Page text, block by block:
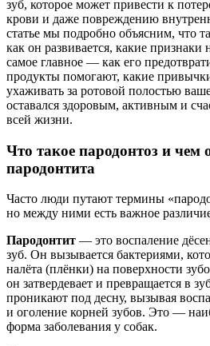
зуб, которое может привести к
крови и даже повреждению
статье мы подробно объясним, что
как он развивается, какие
самое главное — как его
продукты помогают, какие
ухаживать за ротовой полостью
оставался здоровым, активным и
всей жизни.
Что такое пародонтоз и чем
пародонтита
Часто люди путают термины
но между ними есть важное
Пародонтит — это воспаление
зуб. Он вызывается бактериями,
налёта (плёнки) на поверхности
он затвердевает и превращается в
проникают под десну, вызывая
и оголение корней зубов. Это —
форма заболевания у собак.